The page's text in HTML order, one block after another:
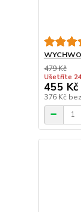
479 Kč
Ušetříte
455 Kč
376 Kč